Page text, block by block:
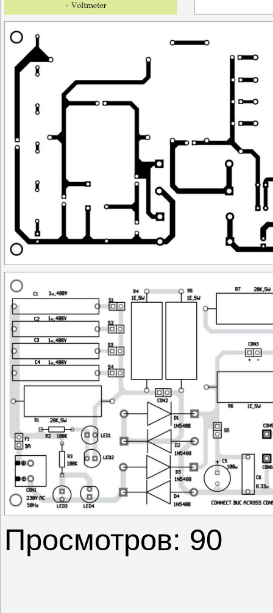
Просмотров: 90